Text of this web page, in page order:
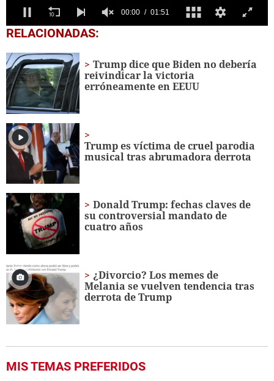
0
seconds
1
minute,
51
seconds
RELACIONADAS:
Trump dice que Biden no debería
reivindicar la victoria
erróneamente en EEUU
Trump es víctima de cruel parodia
musical tras abrumadora derrota
Donald Trump: fechas claves de
su controversial mandato de
cuatro años
¿Divorcio? Los memes de
Melania se vuelven tendencia tras
derrota de Trump
MIS TEMAS PREFERIDOS